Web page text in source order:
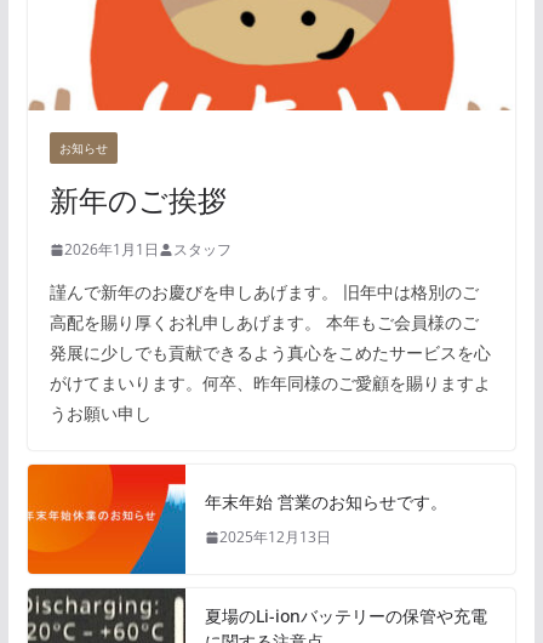
お知らせ
新年のご挨拶
2026年1月1日 スタッフ
謹んで新年のお慶びを申しあげます。 旧年中は格別のご
高配を賜り厚くお礼申しあげます。 本年もご会員様のご
発展に少しでも貢献できるよう真心をこめたサービスを心
がけてまいります。何卒、昨年同様のご愛顧を賜りますよ
うお願い申し
年末年始 営業のお知らせです。
2025年12月13日
夏場のLi-ionバッテリーの保管や充電